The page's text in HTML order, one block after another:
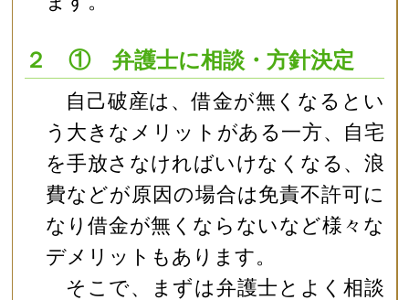
２ ① 弁護士に相談・方針決定
自己破産は、借金が無くなるとい
う大きなメリットがある一方、自宅
を手放さなければいけなくなる、浪
費などが原因の場合は免責不許可に
なり借金が無くならないなど様々な
デメリットもあります。
そこで、まずは弁護士とよく相談